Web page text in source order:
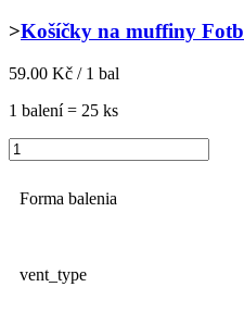
>Košíčky na muffiny
59.00 Kč / 1 bal
1 balení = 25 ks
Forma balenia
vent_type